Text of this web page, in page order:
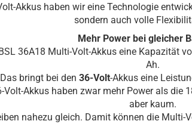
Akkus haben wir eine Technologie
sondern auch volle
Mehr Power bei gleicher
36A18 Multi-Volt-Akkus eine Kapazität
Ah.
Das bringt bei den36-Volt-Akkus eine
Volt-Akkus haben zwar mehr Power als die
aber kaum.
nahezu gleich. Damit können die Multi-